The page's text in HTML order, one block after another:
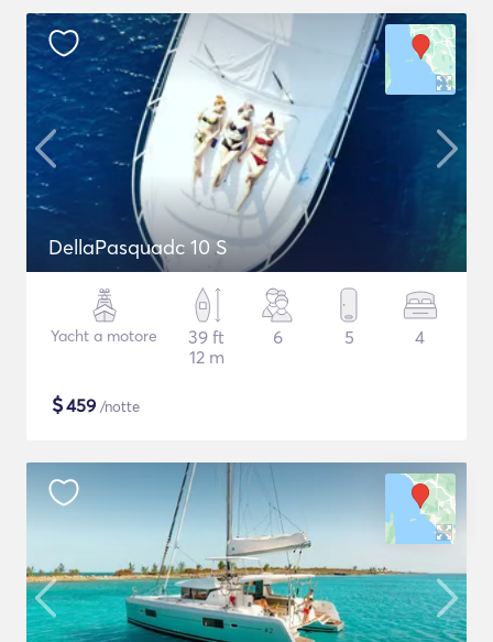
DellaPasquadc 10 S
Yacht a motore
39 ft
12 m
6 5 4
$459 /notte